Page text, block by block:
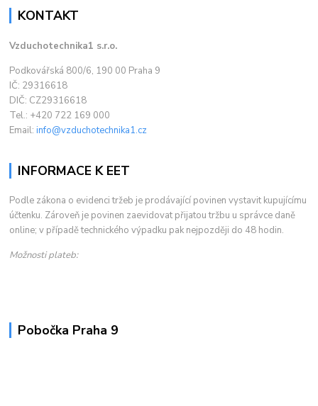
KONTAKT
Vzduchotechnika1 s.r.o.
Podkovářská 800/6, 190 00 Praha 9
IČ: 29316618
DIČ: CZ29316618
Tel.: +420 722 169 000
Email:info@vzduchotechnika1.cz
INFORMACE K EET
Podle zákona o evidenci tržeb je prodávající povinen vystavit kupujícímu
účtenku. Zároveň je povinen zaevidovat přijatou tržbu u správce daně
online; v případě technického výpadku pak nejpozději do 48 hodin.
Možnosti plateb:
Pobočka Praha 9